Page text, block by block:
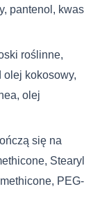
pantenol, kwas
roślinne,
olej kokosowy,
olej
się na
Stearyl
PEG-